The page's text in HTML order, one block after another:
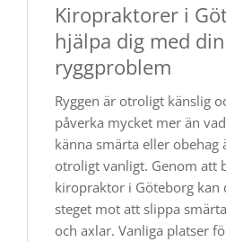
Kiropraktorer i
hjälpa dig med
ryggproblem
Ryggen är otroligt känslig
påverka mycket mer än
känna smärta eller obehag
otroligt vanligt. Genom att
kiropraktor i Göteborg kan
steget mot att slippa
och axlar. Vanliga platser